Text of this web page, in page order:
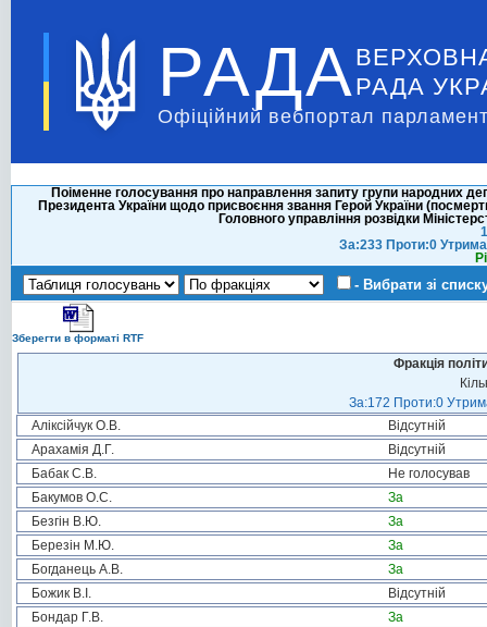
РАДА РАДА
Офіційний вебпортал
Поіменне голосування про направлення запиту групи народних
Президента України щодо присвоєння звання Герой України
Головного управління розвідки
За:233 Проти:0
- Вибрати зі
Зберегти в форматі RTF
Фракція
За:172 Проти:0
Аліксійчук О.В.
Відсутній
Арахамія Д.Г.
Відсутній
Бабак С.В.
Не голосував
Бакумов О.С.
За
Безгін В.Ю.
За
Березін М.Ю.
За
Богданець А.В.
За
Божик В.І.
Відсутній
Бондар Г.В.
За